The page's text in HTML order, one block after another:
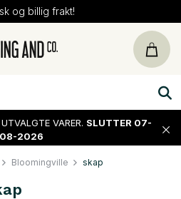
dagerretur
VARER. SLUTTER 07-
08-2026
Bloomingville skap